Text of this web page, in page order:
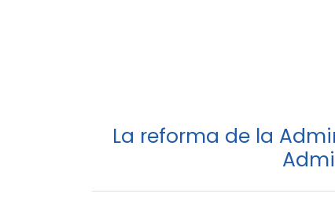
La reforma de la